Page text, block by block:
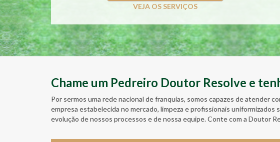
VEJA OS SERVIÇOS
Chame um Pedreiro Doutor Resolve e
Por sermos uma rede nacional de franquias, somos capazes de atender
empresa estabelecida no mercado, limpeza e profissionais
evolução de nossos processos e de nossa equipe. Conte com a Doutor